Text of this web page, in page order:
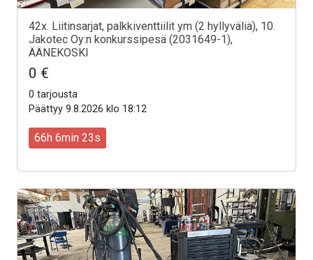
42x. Liitinsarjat, palkkiventtiilit ym (2 hyllyväliä), 10.
Jakotec Oy:n konkurssipesä (2031649-1),
ÄÄNEKOSKI
0 €
0 tarjousta
Päättyy 9.8.2026 klo 18:12
66h 6min 21s